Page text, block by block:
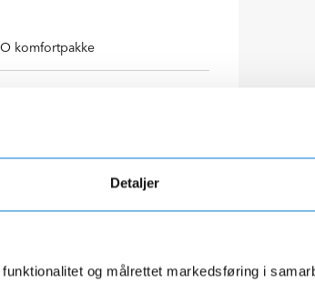
Detaljer
og målrettet markedsføring i
komfortpakke